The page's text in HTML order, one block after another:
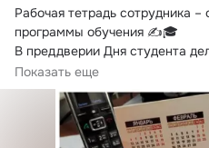
Рабочая тетрадь сотрудника
программы обучения ✍🎓
В преддверии Дня студента
инструментами...
Показать еще